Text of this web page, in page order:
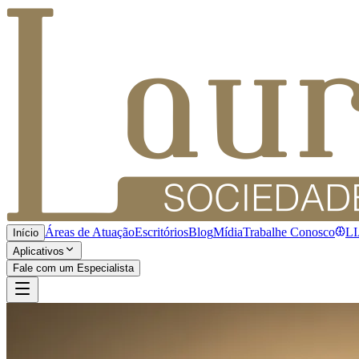
Início Áreas de AtuaçãoEscritóriosBlogMídiaTrabalhe Conosco
Aplicativos
Fale com um Especialista